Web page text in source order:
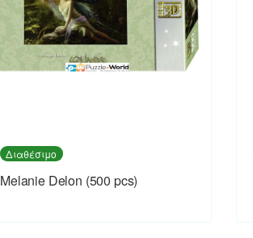
Διαθέσιμο
Melanie Delon (500 pcs)